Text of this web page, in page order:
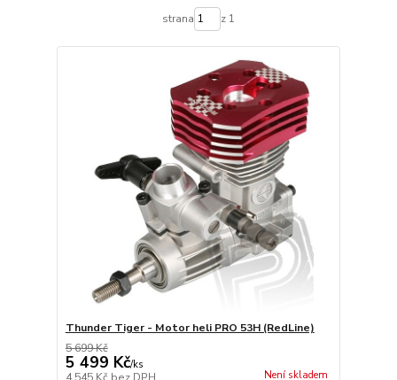
strana z 1
Thunder Tiger - Motor heli PRO 53H (RedLine)
5 699 Kč
5 499 Kč/ks
Není skladem